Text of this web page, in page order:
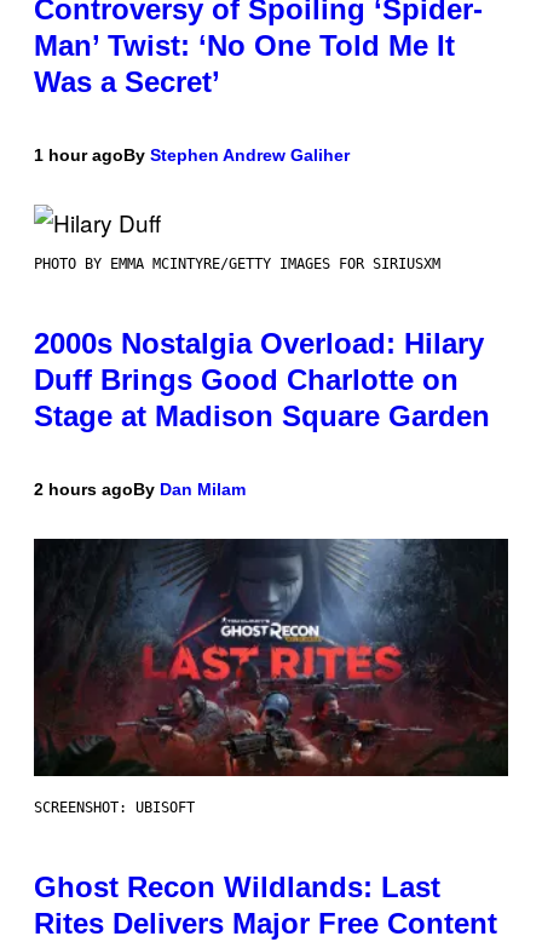
Controversy of Spoiling ‘Spider-
Man’ Twist: ‘No One Told Me It
Was a Secret’
1 hour agoBy Stephen Andrew Galiher
PHOTO BY EMMA MCINTYRE/GETTY IMAGES FOR SIRIUSXM
2000s Nostalgia Overload: Hilary
Duff Brings Good Charlotte on
Stage at Madison Square Garden
2 hours agoBy Dan Milam
SCREENSHOT: UBISOFT
Ghost Recon Wildlands: Last
Rites Delivers Major Free Content